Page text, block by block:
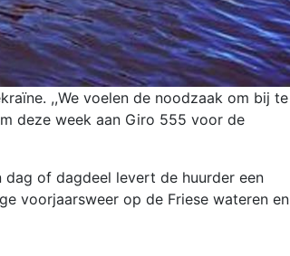
,,We voelen de noodzaak om bij te
deze week aan Giro 555 voor de
dag of dagdeel levert de huurder een
voorjaarsweer op de Friese wateren en